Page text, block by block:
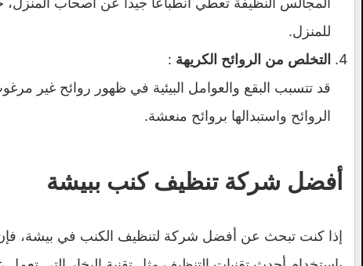
للمنزل.
التخلص من الروائح الكريهة :
قد تتسبب البقع والعوامل البيئية في ظهور روائح غير
الروائح واستبدالها بروائح منعشة.
أفضل شركة تنظيف كنب ببيشة
إذا كنت تبحث عن أفضل شركة لتنظيف الكنب في بيشة،